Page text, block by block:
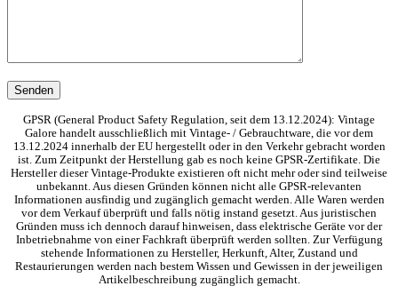
GPSR (General Product Safety Regulation, seit dem 13.12.2024): Vintage
Galore handelt ausschließlich mit Vintage- / Gebrauchtware, die vor dem
13.12.2024 innerhalb der EU hergestellt oder in den Verkehr gebracht worden
ist. Zum Zeitpunkt der Herstellung gab es noch keine GPSR-Zertifikate. Die
Hersteller dieser Vintage-Produkte existieren oft nicht mehr oder sind teilweise
unbekannt. Aus diesen Gründen können nicht alle GPSR-relevanten
Informationen ausfindig und zugänglich gemacht werden. Alle Waren werden
vor dem Verkauf überprüft und falls nötig instand gesetzt. Aus juristischen
Gründen muss ich dennoch darauf hinweisen, dass elektrische Geräte vor der
Inbetriebnahme von einer Fachkraft überprüft werden sollten. Zur Verfügung
stehende Informationen zu Hersteller, Herkunft, Alter, Zustand und
Restaurierungen werden nach bestem Wissen und Gewissen in der jeweiligen
Artikelbeschreibung zugänglich gemacht.